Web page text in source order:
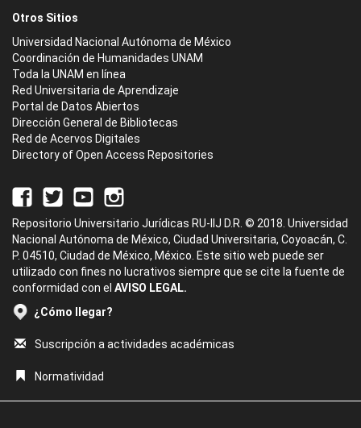
Otros Sitios
Universidad Nacional Autónoma de México
Coordinación de Humanidades UNAM
Toda la UNAM en línea
Red Universitaria de Aprendizaje
Portal de Datos Abiertos
Dirección General de Bibliotecas
Red de Acervos Digitales
Directory of Open Access Repositories
Repositorio Universitario Jurídicas RU-IIJ D.R. © 2018. Universidad
Nacional Autónoma de México, Ciudad Universitaria, Coyoacán, C.
P. 04510, Ciudad de México, México. Este sitio web puede ser
utilizado con fines no lucrativos siempre que se cite la fuente de
conformidad con el AVISO LEGAL.
¿Cómo llegar?
Suscripción a actividades académicas
Normatividad